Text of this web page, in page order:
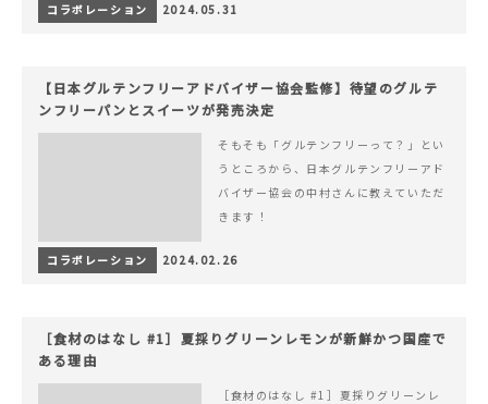
コラボレーション 2024.05.31
【日本グルテンフリーアドバイザー協会監修】待望のグルテ
ンフリーパンとスイーツが発売決定
そもそも「グルテンフリーって？」とい
うところから、日本グルテンフリーアド
バイザー協会の中村さんに教えていただ
きます！
コラボレーション 2024.02.26
［食材のはなし #1］夏採りグリーンレモンが新鮮かつ国産で
ある理由
［食材のはなし #1］夏採りグリーンレ